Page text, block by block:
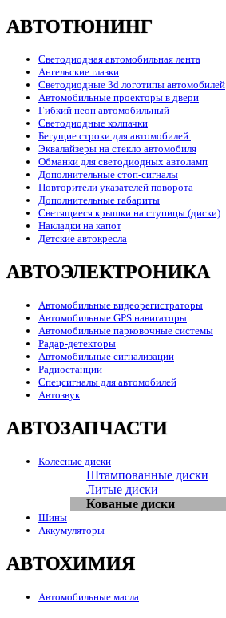
АВТОТЮНИНГ
Светодиодная автомобильная лента
Ангельские глазки
Светодиодные 3d логотипы автомобилей
Автомобильные проекторы в двери
Гибкий неон автомобильный
Светодиодные колпачки
Бегущие строки для автомобилей.
Эквалайзеры на стекло автомобиля
Обманки для светодиодных автоламп
Дополнительные стоп-сигналы
Повторители указателей поворота
Дополнительные габариты
Светящиеся крышки на ступицы (диски)
Накладки на капот
Детские автокресла
АВТОЭЛЕКТРОНИКА
Автомобильные видеорегистраторы
Автомобильные GPS навигаторы
Автомобильные парковочные системы
Радар-детекторы
Автомобильные сигнализации
Радиостанции
Спецсигналы для автомобилей
Автозвук
АВТОЗАПЧАСТИ
Колесные диски
Штампованные диски
Литые диски
Кованые диски
Шины
Аккумуляторы
АВТОХИМИЯ
Автомобильные масла